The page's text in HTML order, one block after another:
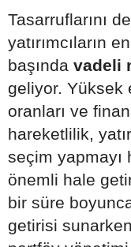
Tasarruflarını
yatırımcıların
başında vadeli
geliyor. Yüksek
oranları ve
hareketlilik,
seçim yapmayı
önemli hale
bir süre
getirisi